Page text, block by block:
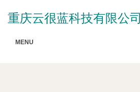
重庆云很蓝科技有限公司
MENU